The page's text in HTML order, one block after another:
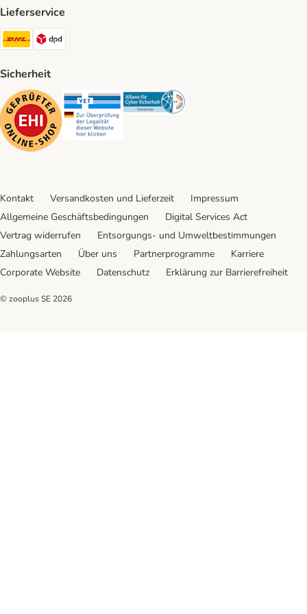
Lieferservice
DHL Shipping Method
Sicherheit
Security Security Security
Kontakt Versandkosten und Lieferzeit
Impressum
Allgemeine Geschäftsbedingungen
Digital Services Act
Vertrag widerrufen
Entsorgungs- und Umweltbestimmungen
Zahlungsarten
Über uns Partnerprogramme
Karriere
Corporate Website
Datenschutz Erklärung zur Barrierefreiheit
© zooplus SE 2026